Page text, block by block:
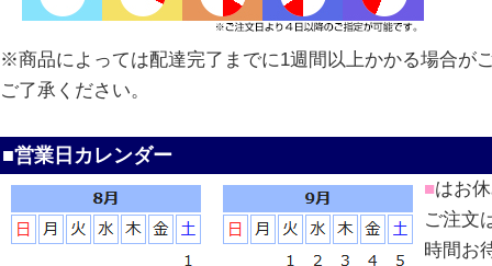
※商品によっては配達完了までに1週間以上かかる場合が
ご了承ください。
■営業日カレンダー
■はお
ご注文
時間お